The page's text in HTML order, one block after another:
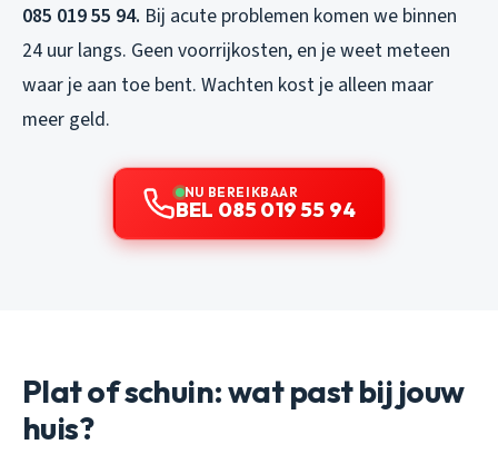
085 019 55 94. Bij acute problemen komen we binnen
24 uur langs. Geen voorrijkosten, en je weet meteen
waar je aan toe bent. Wachten kost je alleen maar
meer geld.
NU BEREIKBAAR
BEL 085 019 55 94
Plat of schuin: wat past bij jouw
huis?